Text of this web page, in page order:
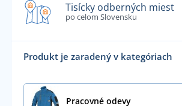
Tisícky odberných miest
po celom Slovensku
Produkt je zaradený v kategóriach
Pracovné odevy